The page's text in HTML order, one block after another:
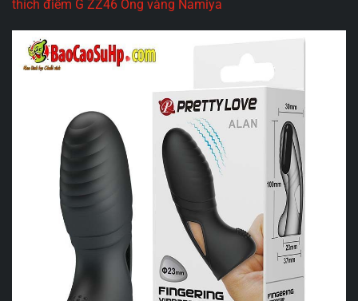
thích điểm G ZZ46 Ong vàng Namiya